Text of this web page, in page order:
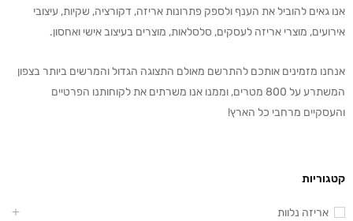
אנו גאים להוביל את הענף ולספק פתרונות אריזה, דקורציה, שקיות, עיצובי
אירועים, מוצרי אריזה לעסקים, סלסלאות, מוצרים בעיצוב אישי ואחסון.
אנחנו מזמינים אותכם להתרשם מאולם התצוגה הגדול והמרשים ביותר בצפון
המשתרע על 800 מטרים, וממנו אנו משרתים את לקוחותנו הפרטיים
והעסקיים מרחבי כל הארץ!
קטגוריות
אריזה נלוות